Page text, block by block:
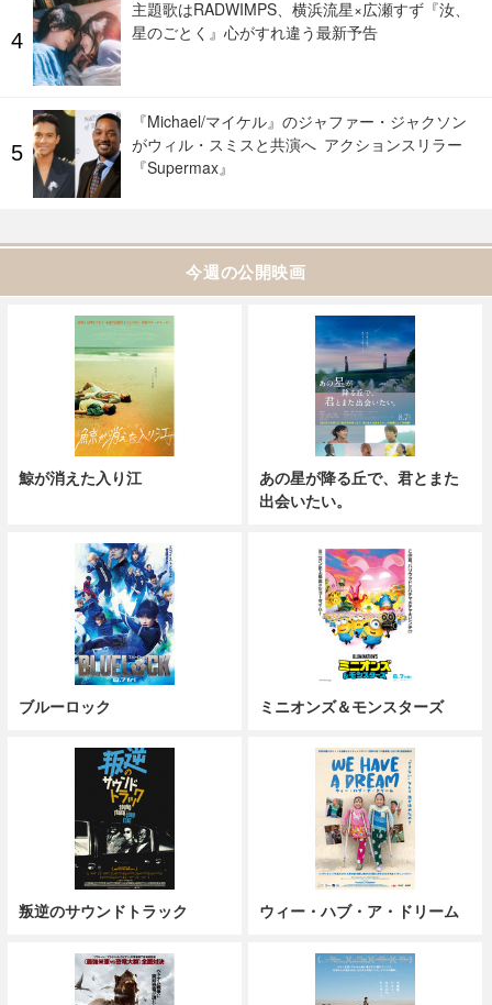
主題歌はRADWIMPS、横浜流星×広瀬すず『汝、
星のごとく』心がすれ違う最新予告
『Michael/マイケル』のジャファー・ジャクソン
がウィル・スミスと共演へ アクションスリラー
『Supermax』
今週の公開映画
鯨が消えた入り江
あの星が降る丘で、君とまた
出会いたい。
ブルーロック ミニオンズ＆モンスターズ
叛逆のサウンドトラック ウィー・ハブ・ア・ドリーム